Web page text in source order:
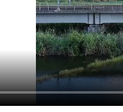
熱
了
幾
OSDER
奧
斯